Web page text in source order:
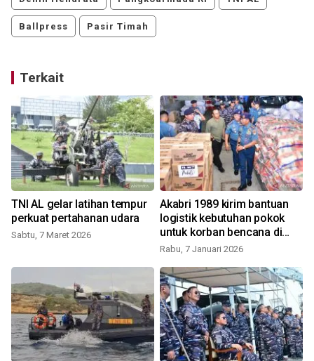
Ballpress Pasir Timah
Terkait
TNI AL gelar latihan tempur
perkuat pertahanan udara
Sabtu, 7 Maret 2026
Akabri 1989 kirim bantuan
logistik kebutuhan pokok
untuk korban bencana di
Sumatera
Rabu, 7 Januari 2026